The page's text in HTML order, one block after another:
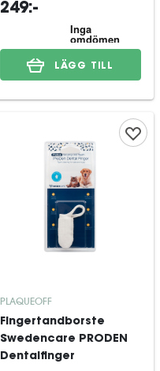
249:-
LÄGG TILL
PLAQUEOFF
Fingertandborste
Swedencare PRODEN
Dentalfinger